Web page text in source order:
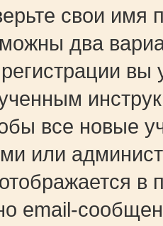
свои имя
два
вы
все новые
или
в
email-